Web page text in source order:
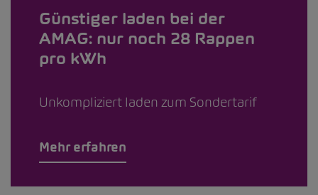
Günstiger laden bei der
AMAG: nur noch 28 Rappen
pro kWh
Unkompliziert laden zum Sondertarif
Mehr erfahren